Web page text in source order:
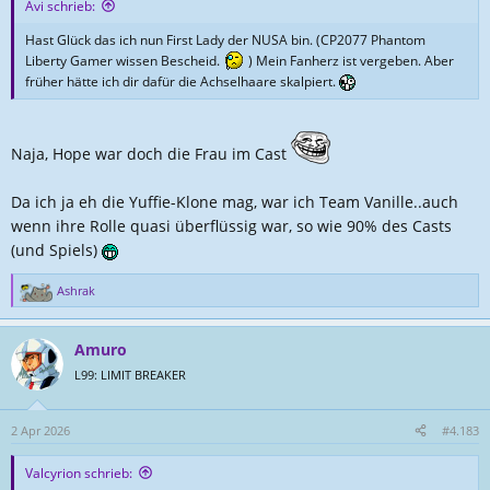
Avi schrieb:
Hast Glück das ich nun First Lady der NUSA bin. (CP2077 Phantom
Liberty Gamer wissen Bescheid.
) Mein Fanherz ist vergeben. Aber
früher hätte ich dir dafür die Achselhaare skalpiert.
Naja, Hope war doch die Frau im Cast
Da ich ja eh die Yuffie-Klone mag, war ich Team Vanille..auch
wenn ihre Rolle quasi überflüssig war, so wie 90% des Casts
(und Spiels)
R
e
k
t
o
n
n
Ashrak
Amuro
L99: LIMIT BREAKER
2 Apr 2026 #4.183
Valcyrion schrieb: